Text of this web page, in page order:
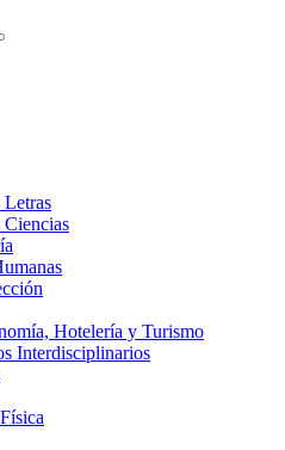
Letras
Ciencias
Hotelería y Turismo
Interdisciplinarios